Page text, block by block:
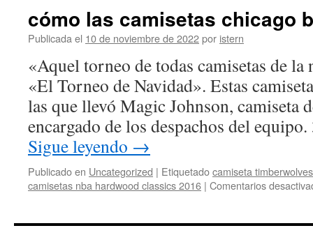
cómo las camisetas chicago
Publicada el 10 de noviembre de 2022por istern
«Aquel torneo de todas camisetas de la
«El Torneo de Navidad». Estas
las que llevó Magic Johnson, camiseta
encargado de los despachos del
Sigue leyendo →
Publicado en Uncategorized | Etiquetadocamiseta
camisetas nba hardwood classics 2016 | Comentarios